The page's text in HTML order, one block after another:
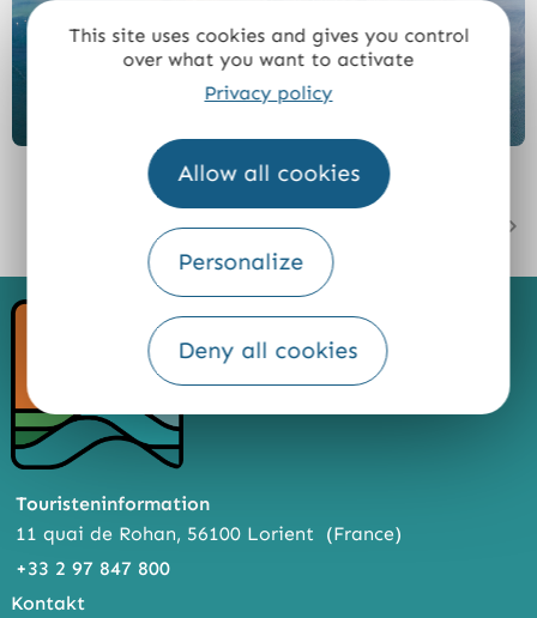
This site uses cookies and gives you control
over what you want to activate
Privacy policy
Allow all cookies
Personalize
Deny all cookies
TEILEN:
BOO
K
Touristeninformation
11 quai de Rohan, 56100 Lorient (France)
+33 2 97 847 800
Kontakt